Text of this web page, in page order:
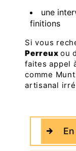
une
finitions
Si vous
Perreux ou
faites appel
comme
artisanal